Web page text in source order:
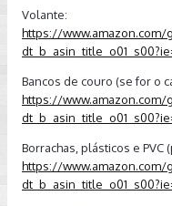
Volante:
https://www.amazon.com/
Bancos de couro (se for o
https://www.amazon.com/
Borrachas, plásticos e PVC
https://www.amazon.com/